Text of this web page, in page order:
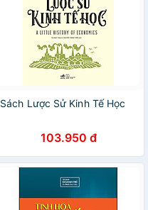
Sách Lược Sử Kinh Tế Học
103.950 đ